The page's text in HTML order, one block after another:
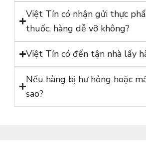
Việt Tín có nhận gửi thực
thuốc, hàng dễ vỡ không?
Việt Tín có đến tận nhà lấy
Nếu hàng bị hư hỏng hoặc
sao?